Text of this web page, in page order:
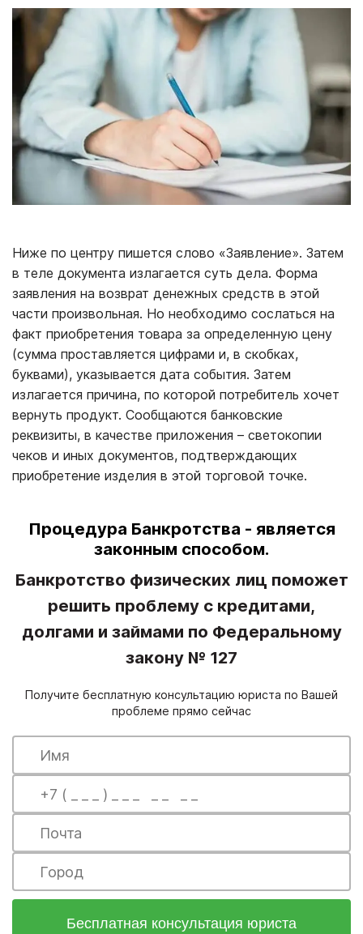
Ниже по центру пишется слово «Заявление». Затем
в теле документа излагается суть дела. Форма
заявления на возврат денежных средств в этой
части произвольная. Но необходимо сослаться на
факт приобретения товара за определенную цену
(сумма проставляется цифрами и, в скобках,
буквами), указывается дата события. Затем
излагается причина, по которой потребитель хочет
вернуть продукт. Сообщаются банковские
реквизиты, в качестве приложения – светокопии
чеков и иных документов, подтверждающих
приобретение изделия в этой торговой точке.
Процедура Банкротства - является
законным способом.
Банкротство физических лиц поможет
решить проблему с кредитами,
долгами и займами по Федеральному
закону № 127
Получите бесплатную консультацию юриста по Вашей
проблеме прямо сейчас
Бесплатная консультация юриста